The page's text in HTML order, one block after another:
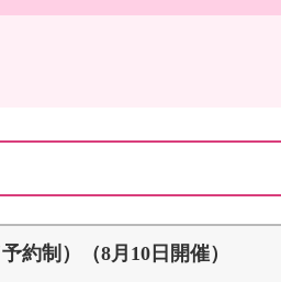
制）（8月10日開催）